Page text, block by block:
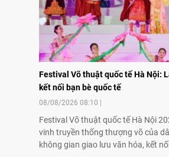
Festival Võ thuật quốc tế Hà Nội:
kết nối bạn bè quốc tế
08/08/2026 08:10
Festival Võ thuật quốc tế Hà Nội
vinh truyền thống thượng võ của
không gian giao lưu văn hóa, kết